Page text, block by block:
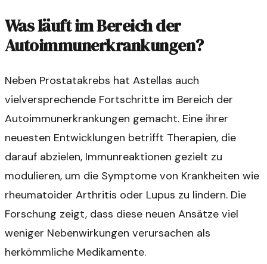
Was läuft im Bereich der
Autoimmunerkrankungen?
Neben Prostatakrebs hat Astellas auch
vielversprechende Fortschritte im Bereich der
Autoimmunerkrankungen gemacht. Eine ihrer
neuesten Entwicklungen betrifft Therapien, die
darauf abzielen, Immunreaktionen gezielt zu
modulieren, um die Symptome von Krankheiten wie
rheumatoider Arthritis oder Lupus zu lindern. Die
Forschung zeigt, dass diese neuen Ansätze viel
weniger Nebenwirkungen verursachen als
herkömmliche Medikamente.